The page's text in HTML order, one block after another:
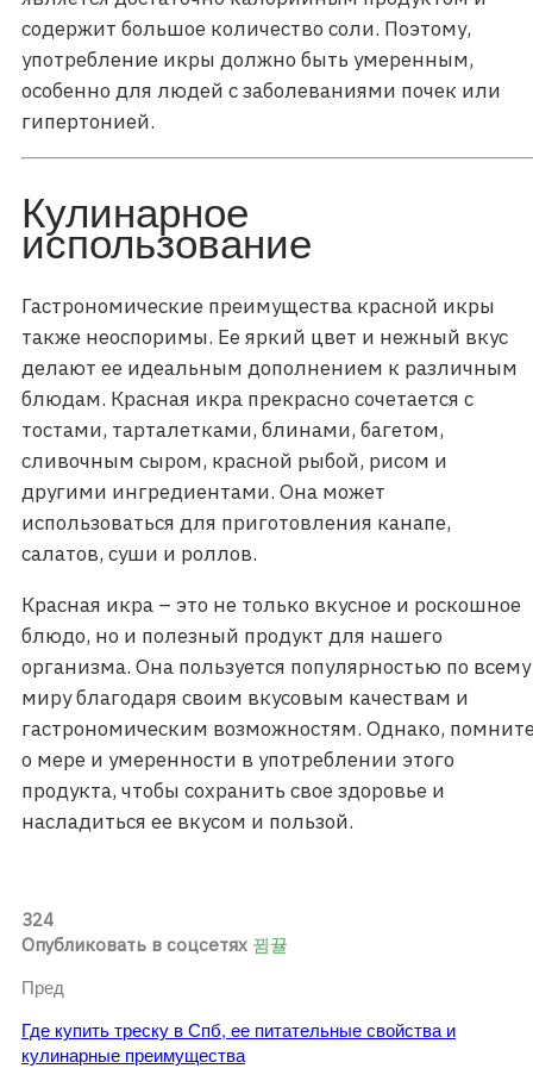
содержит большое количество соли. Поэтому,
употребление икры должно быть умеренным,
особенно для людей с заболеваниями почек или
гипертонией.
Кулинарное
использование
Гастрономические преимущества красной икры
также неоспоримы. Ее яркий цвет и нежный вкус
делают ее идеальным дополнением к различным
блюдам. Красная икра прекрасно сочетается с
тостами, тарталетками, блинами, багетом,
сливочным сыром, красной рыбой, рисом и
другими ингредиентами. Она может
использоваться для приготовления канапе,
салатов, суши и роллов.
Красная икра – это не только вкусное и роскошное
блюдо, но и полезный продукт для нашего
организма. Она пользуется популярностью по всему
миру благодаря своим вкусовым качествам и
гастрономическим возможностям. Однако,
о мере и умеренности в употреблении этого
продукта, чтобы сохранить свое здоровье и
насладиться ее вкусом и пользой.
324
Опубликовать в соцсетях
Пред
Где купить треску в Спб, ее питательные свойства и
кулинарные преимущества